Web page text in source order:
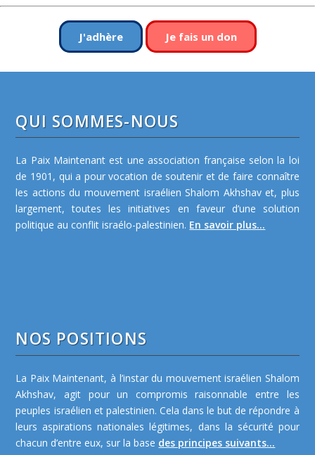
J'adhère Je fais un don
QUI SOMMES-NOUS
La Paix Maintenant est une association française selon la loi
de 1901, qui a pour vocation de soutenir et de faire connaître
les actions du mouvement israélien Shalom Akhshav et, plus
largement, toutes les initiatives en faveur d’une solution
politique au conflit israélo-palestinien. En savoir plus...
NOS POSITIONS
La Paix Maintenant, à l’instar du mouvement israélien Shalom
Akhshav, agit pour un compromis raisonnable entre les
peuples israélien et palestinien. Cela dans le but de répondre à
leurs aspirations nationales légitimes, dans la sécurité pour
chacun d’entre eux, sur la base des principes suivants...